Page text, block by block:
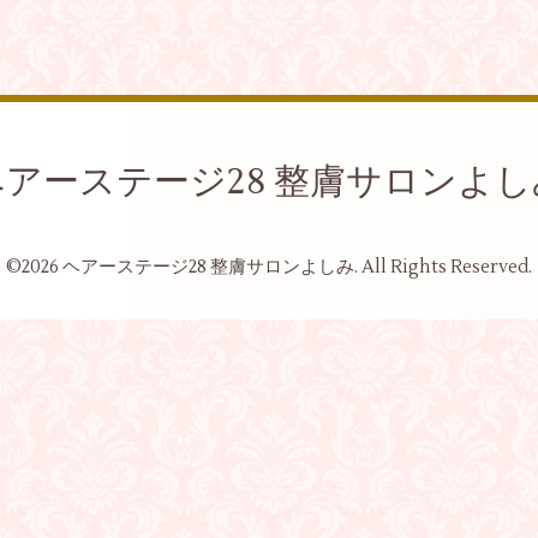
ーステージ28 整膚サロンよ
©2026 ヘアーステージ28 整膚サロンよしみ. All Rights Reserved.